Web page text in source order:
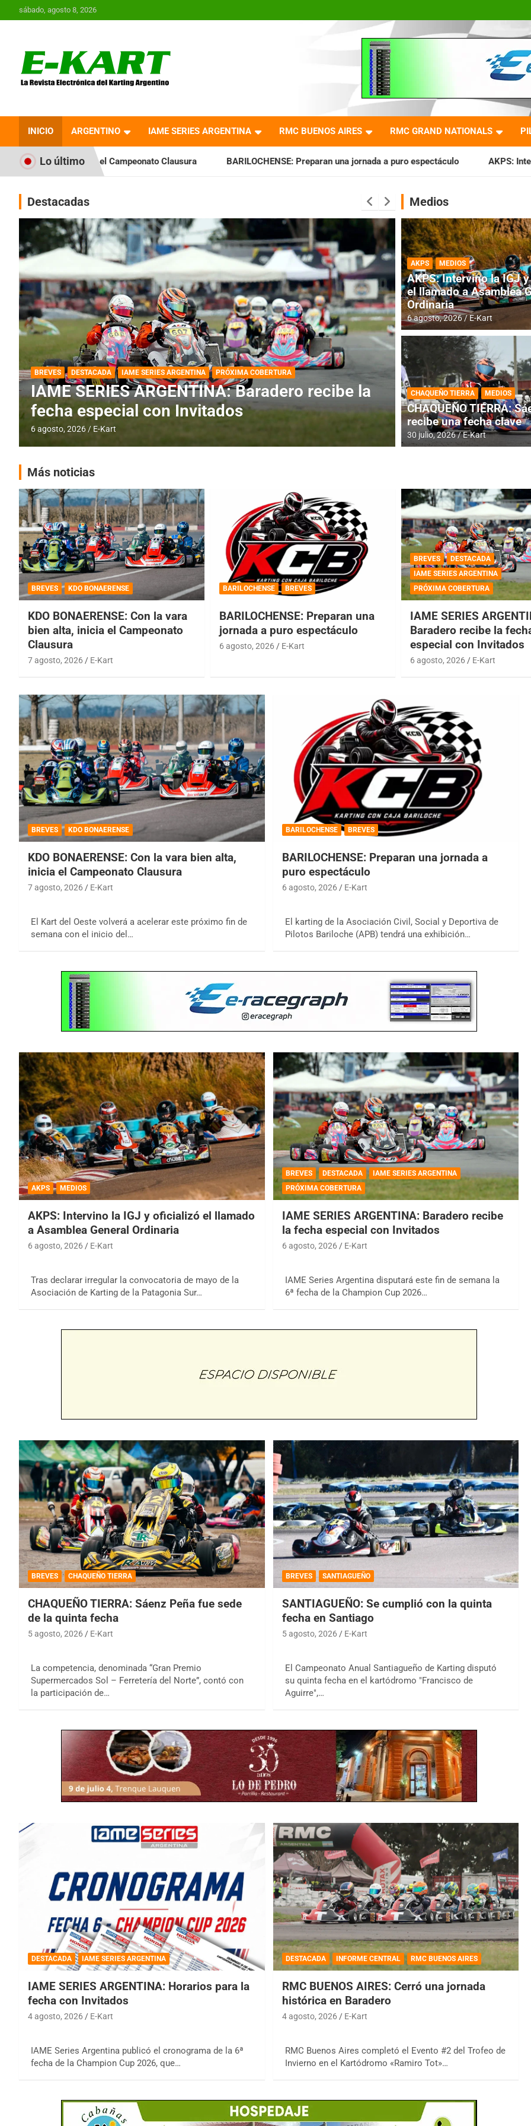
al
sábado, agosto 8, 2026
Revista Electrónica del
Karting en Argentina
INICIO ARGENTINO IAME SERIES ARGENTINA RMC BUENOS AIRES RMC GRAND NATIONALS
Lo último
Campeonato Clausura BARILOCHENSE: Preparan una jornada a puro espectáculo AKPS: Intervino la IGJ y oficializó
Destacadas
DESTACADA IAME SERIES ARGENTINA
IAME SERIES ARGENTINA: Horarios para la
fecha con Invitados
4 agosto, 2026 E-Kart
DESTACADA INFORME CENTRAL
RMC BUENOS
histórica en
4 agosto, 2026 E-Kart
Medios
AKPS MEDIOS
AKPS: Intervino la IGJ
el llamado a Asamblea
Ordinaria
6 agosto, 2026 E-Kart
CHAQUEÑO TIERRA MEDIOS
CHAQUEÑO TIERRA:
recibe una fecha clave
30 julio, 2026 E-Kart
Más noticias
BREVES KDO BONAERENSE
KDO BONAERENSE: Con la vara
bien alta, inicia el Campeonato
Clausura
7 agosto, 2026 E-Kart
BARILOCHENSE BREVES
BARILOCHENSE: Preparan una
jornada a puro espectáculo
6 agosto, 2026 E-Kart
BREVES
DESTACADA
IAME SERIES ARGENTINA
PRÓXIMA COBERTURA
IAME SERIES
Baradero recibe la
especial con Invitados
6 agosto, 2026 E-Kart
BREVES KDO BONAERENSE
KDO BONAERENSE: Con la vara bien alta,
inicia el Campeonato Clausura
7 agosto, 2026 E-Kart
El Kart del Oeste volverá a acelerar este próximo fin de
semana con el inicio del…
BARILOCHENSE BREVES
BARILOCHENSE: Preparan una jornada a
puro espectáculo
6 agosto, 2026 E-Kart
El karting de la Asociación Civil, Social y Deportiva de
Pilotos Bariloche (APB) tendrá una exhibición…
AKPS MEDIOS
AKPS: Intervino la IGJ y oficializó el llamado
a Asamblea General Ordinaria
6 agosto, 2026 E-Kart
Tras declarar irregular la convocatoria de mayo de la
Asociación de Karting de la Patagonia Sur…
BREVES DESTACADA
IAME SERIES ARGENTINA
PRÓXIMA COBERTURA
IAME SERIES ARGENTINA: Baradero recibe
la fecha especial con Invitados
6 agosto, 2026 E-Kart
IAME Series Argentina disputará este fin de semana la
6ª fecha de la Champion Cup 2026…
BREVES CHAQUEÑO TIERRA
CHAQUEÑO TIERRA: Sáenz Peña fue sede
de la quinta fecha
5 agosto, 2026 E-Kart
La competencia, denominada “Gran Premio
Supermercados Sol – Ferretería del Norte”, contó con
la participación de…
BREVES SANTIAGUEÑO
SANTIAGUEÑO: Se cumplió con la quinta
fecha en Santiago
5 agosto, 2026 E-Kart
El Campeonato Anual Santiagueño de Karting disputó
su quinta fecha en el kartódromo "Francisco de
Aguirre",…
DESTACADA IAME SERIES ARGENTINA
IAME SERIES ARGENTINA: Horarios para la
fecha con Invitados
4 agosto, 2026 E-Kart
IAME Series Argentina publicó el cronograma de la 6ª
fecha de la Champion Cup 2026, que…
DESTACADA INFORME CENTRAL RMC BUENOS AIRES
RMC BUENOS AIRES: Cerró una jornada
histórica en Baradero
4 agosto, 2026 E-Kart
RMC Buenos Aires completó el Evento #2 del Trofeo de
Invierno en el Kartódromo «Ramiro Tot»…